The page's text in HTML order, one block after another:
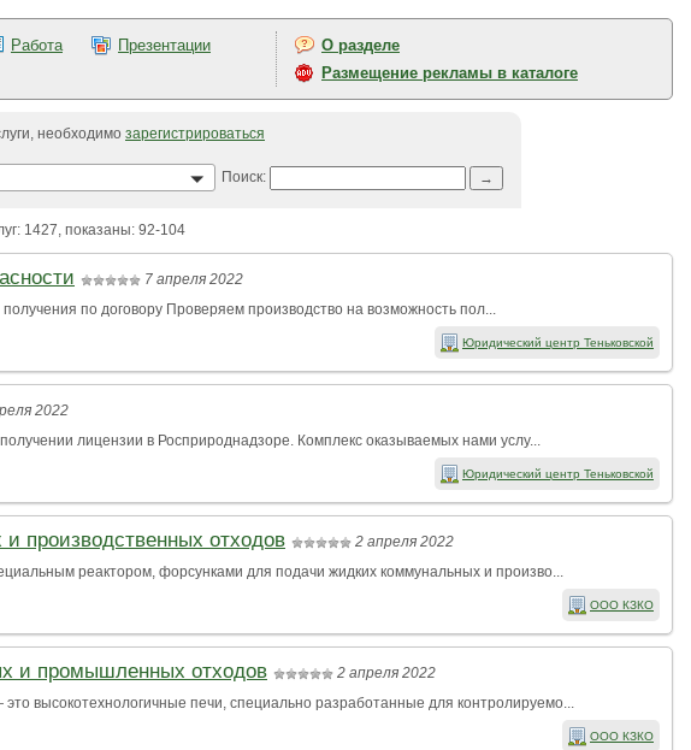
Работа
Презентации
О разделе
Размещение рекламы в каталоге
необходимо зарегистрироваться
Поиск:
1427, показаны: 92-104
7 апреля 2022
по договору Проверяем производство на возможность пол...
Юридический центр Теньковской
2022
лицензии в Росприроднадзоре. Комплекс оказываемых нами услу...
Юридический центр Теньковской
производственных отходов
2 апреля 2022
реактором, форсунками для подачи жидких коммунальных и произво...
ООО КЗКО
и промышленных отходов
2 апреля 2022
высокотехнологичные печи, специально разработанные для контролируемо...
ООО КЗКО